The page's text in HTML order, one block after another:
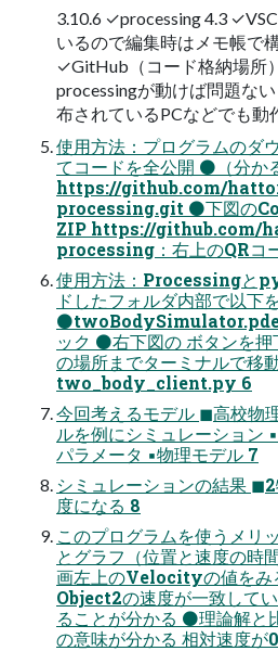
3.10.6 ✓processing 4.3
いるので編集時はメモ帳で
✓GitHub（コード格納場所
processingが動けば問題な
布されているPCなどでも動
使用方法：プログラムのダ
てコードを全公開 ⚫（分
https://github.com/
processing.git ⚫下図の
ZIP https://github.com/
processing：右上のQRコ
使用方法：Processingと
ドしたフォルダ内部で以下
⚫twoBodySimulator.pde
ック ⚫右下図の ボタンを
の場所までターミナルで
two_body_client.py 6
今回考えるモデル ◼高校物
ルを例にシミュレーション
パラメータ ▪物理モデル 7
シミュレーションの結果
度になる 8
このプログラムを使うメリ
とグラフ（位置と速度の時
画左上のVelocityの値をみ
Object2の速度が一致して
ることが分かる ⚫理論解と
の意味が分かる 相対速度が